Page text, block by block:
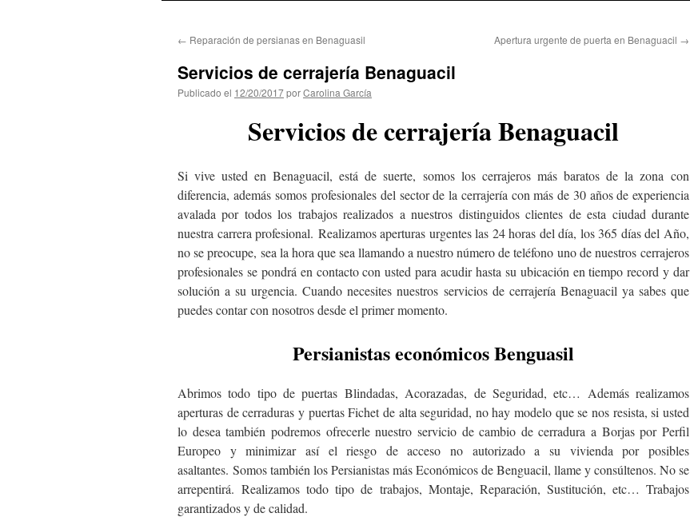
contenido
← Reparación de persianas en Benaguasil Apertura urgente de puerta en Benaguacil →
Servicios de cerrajería Benaguacil
Publicado el 12/20/2017porCarolina García
Servicios de cerrajería Benaguacil
Si vive usted en Benaguacil, está de suerte, somos los cerrajeros más baratos de la zona con
diferencia, además somos profesionales del sector de la cerrajería con más de 30 años de experiencia
avalada por todos los trabajos realizados a nuestros distinguidos clientes de esta ciudad durante
nuestra carrera profesional. Realizamos aperturas urgentes las 24 horas del día, los 365 días del Año,
no se preocupe, sea la hora que sea llamando a nuestro número de teléfono uno de nuestros cerrajeros
profesionales se pondrá en contacto con usted para acudir hasta su ubicación en tiempo record y dar
solución a su urgencia. Cuando necesites nuestros servicios de cerrajería Benaguacil ya sabes que
puedes contar con nosotros desde el primer momento.
Persianistas económicos Benguasil
Abrimos todo tipo de puertas Blindadas, Acorazadas, de Seguridad, etc… Además realizamos
aperturas de cerraduras y puertas Fichet de alta seguridad, no hay modelo que se nos resista, si usted
lo desea también podremos ofrecerle nuestro servicio de cambio de cerradura a Borjas por Perfil
Europeo y minimizar así el riesgo de acceso no autorizado a su vivienda por posibles
asaltantes. Somos también los Persianistas más Económicos de Benguacil, llame y consúltenos. No se
arrepentirá. Realizamos todo tipo de trabajos, Montaje, Reparación, Sustitución, etc… Trabajos
garantizados y de calidad.